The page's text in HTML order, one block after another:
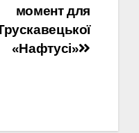
момент для
«Нафтусі»